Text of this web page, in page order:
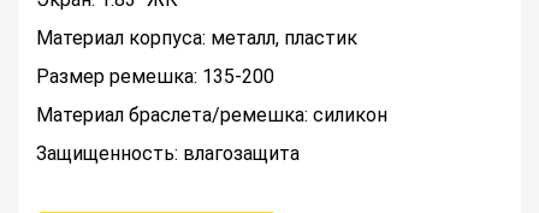
Материал корпуса: металл, пластик
Размер ремешка: 135-200
Материал браслета/ремешка: силикон
Защищенность: влагозащита